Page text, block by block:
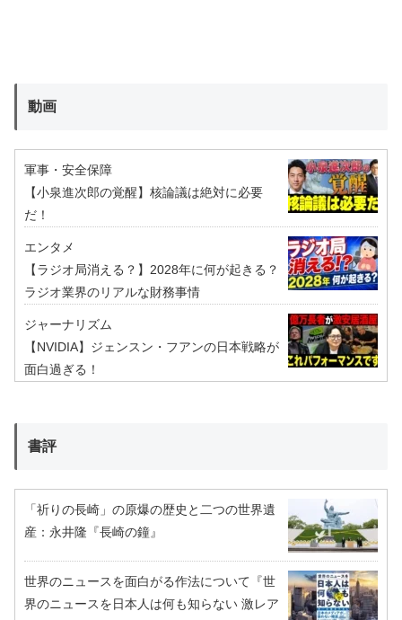
動画
軍事・安全保障
【小泉進次郎の覚醒】核論議は絶対に必要
だ！
エンタメ
【ラジオ局消える？】2028年に何が起きる？
ラジオ業界のリアルな財務事情
ジャーナリズム
【NVIDIA】ジェンスン・フアンの日本戦略が
面白過ぎる！
書評
「祈りの長崎」の原爆の歴史と二つの世界遺
産：永井隆『長崎の鐘』
世界のニュースを面白がる作法について『世
界のニュースを日本人は何も知らない 激レア